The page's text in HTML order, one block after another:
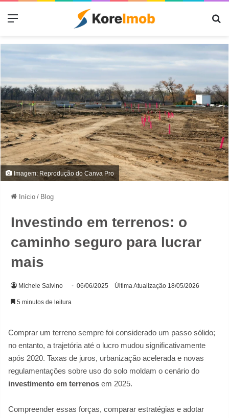
Menu
Imagem: Reprodução do Canva Pro
Início / Blog
Investindo em terrenos: o
caminho seguro para lucrar
mais
Michele Salvino 06/06/2025 Última Atualização 18/05/2026
5 minutos de leitura
Comprar um terreno sempre foi considerado um passo sólido;
no entanto, a trajetória até o lucro mudou significativamente
após 2020. Taxas de juros, urbanização acelerada e novas
regulamentações sobre uso do solo moldam o cenário do
investimento em terrenos em 2025.
Compreender essas forças, comparar estratégias e adotar